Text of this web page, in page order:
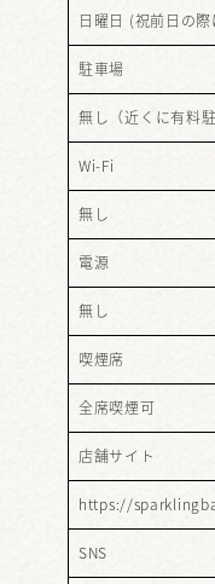
日曜日 (祝前日の
駐車場
無し（近くに有料駐
Wi-Fi
無し
電源
無し
喫煙席
全席喫煙可
店舗サイト
https://
SNS